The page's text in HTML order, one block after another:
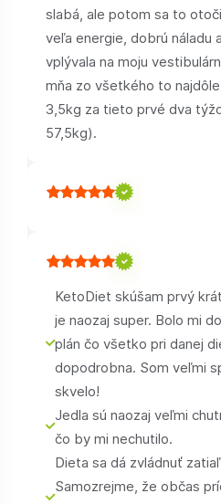
slabá, ale potom sa to
veľa energie, dobrú náladu
vplývala na moju
mňa zo všetkého to
3,5kg za tieto prvé dva
57,5kg).
KetoDiet skúšam prvý
je naozaj super. Bolo mi
plán čo všetko pri danej
dopodrobna. Som veľmi
skvelo!
Jedla sú naozaj veľmi
čo by mi nechutilo.
Dieta sa dá zvládnuť
Samozrejme, že občas